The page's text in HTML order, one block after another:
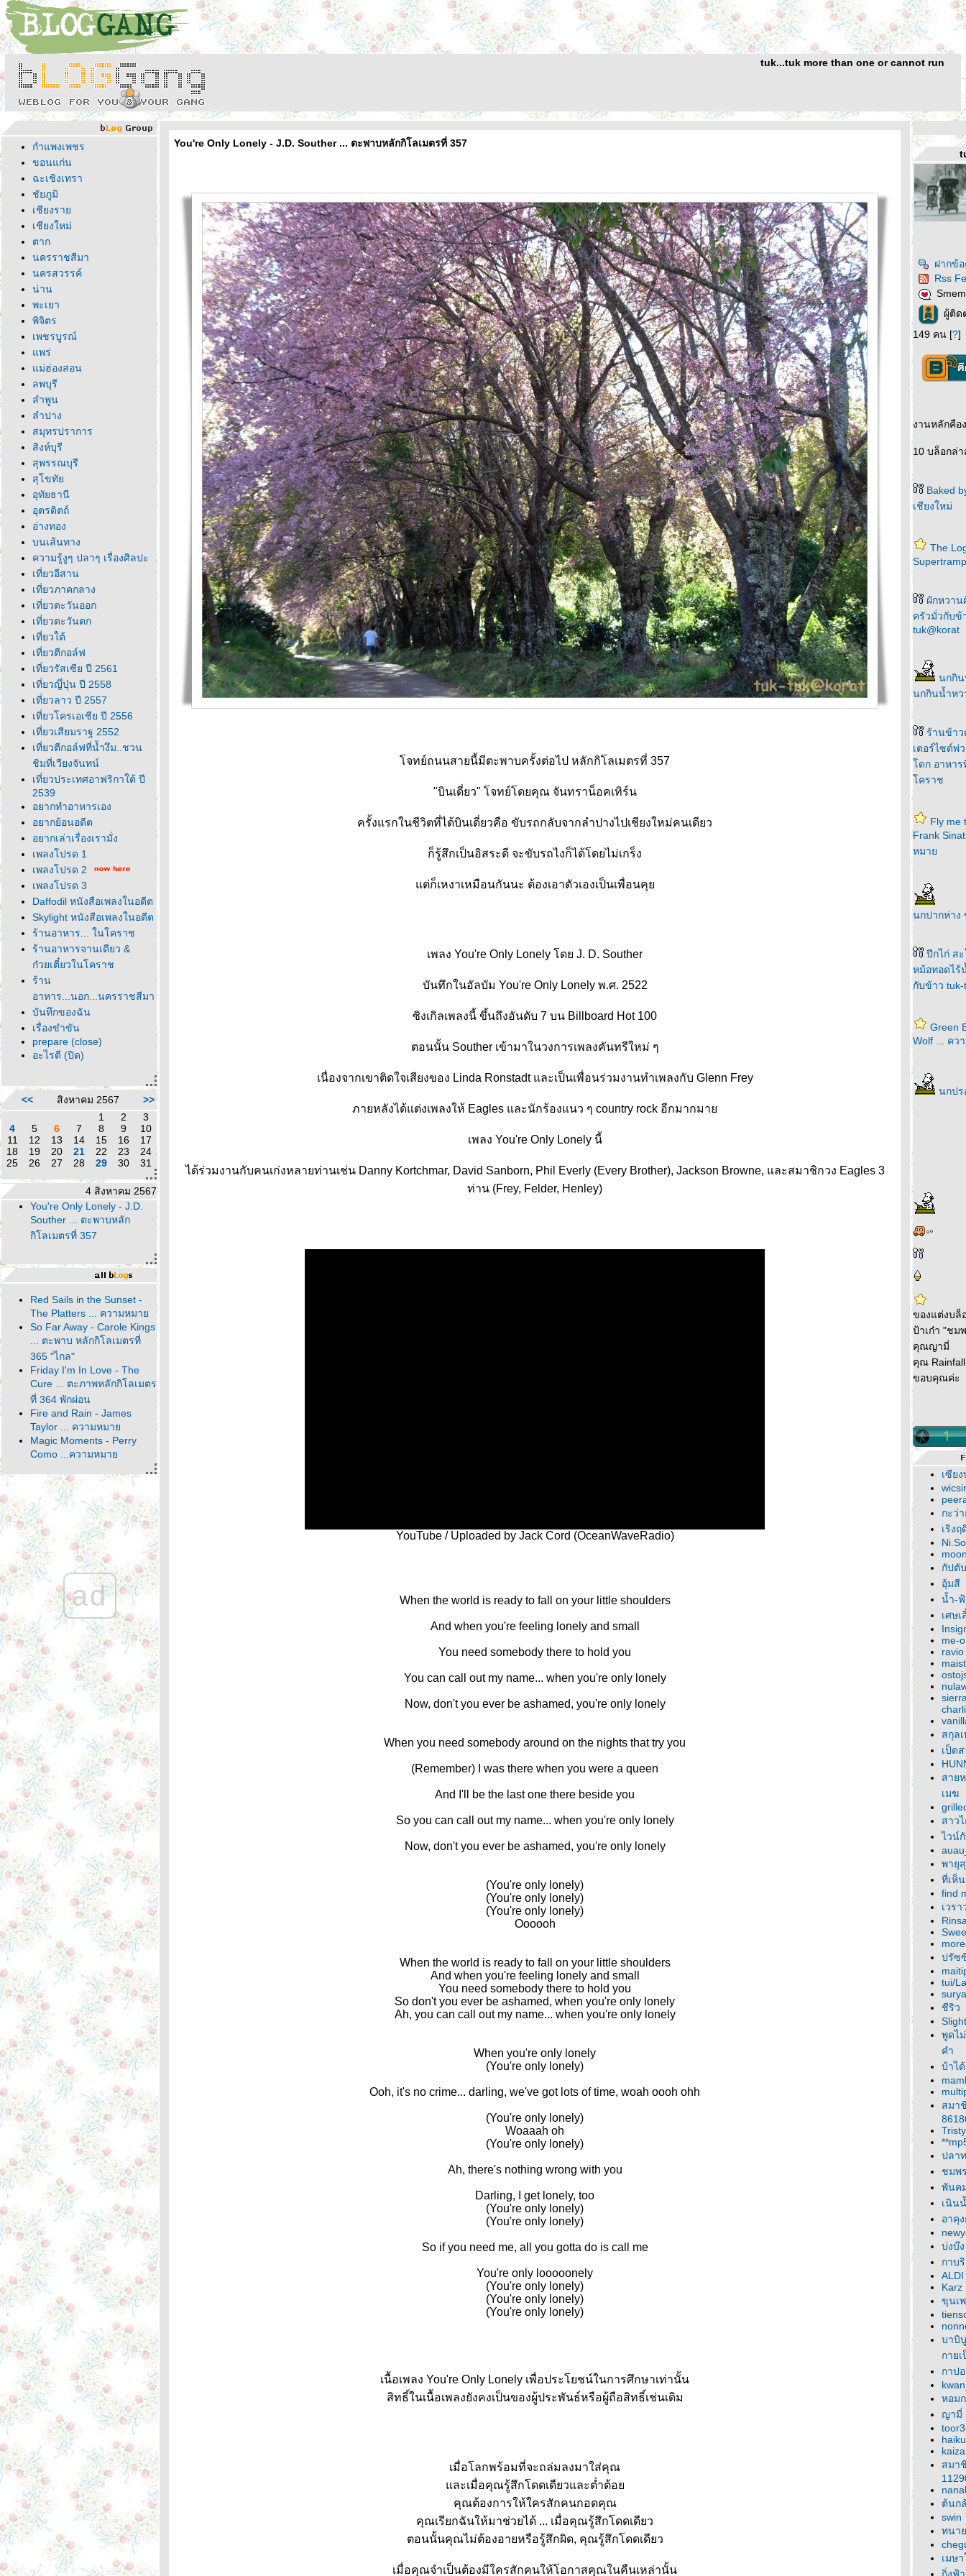
tuk...tuk more than one or cannot run
กำแพงเพชร
ขอนแก่น
ฉะเชิงเทรา
ชัยภูมิ
เชียงรา
เชียงใหม่
ตาก
นครราชสีมา
นครสวรรค์
น่าน
พะเยา
พิจิตร
เพชรบูรณ์
พร่
ม่ฮ่องสอน
ลพบุรี
ลำพูน
ลำปาง
สมุทรปราการ
สิงห์บุรี
สุพรรณบุรี
สุโขทั
อุทัยธานี
อุตรดิตถ์
อ่างทอง
บนเส้นทาง
ความรู้งูๆ ปลาๆ เรื่องศิลปะ
เที่ยวอีสาน
เที่ยวภาคกลาง
เที่ยวตะวันออก
เที่ยวตะวันตก
เที่ยวใต้
เที่ยวตีกอล์ฟ
เที่ยวรัสเซีย ปี 2561
เที่ยวญึ่ปุ่น ปี 2558
เที่ยวลาว ปี 2557
เที่ยวโครเอเชีย ปี 2556
เที่ยวเสียมราฐ 2552
เที่ยวตีกอล์ฟที่น้ำงึม..ชวน
ชิมที่เวียงจันทน์
เที่ยวประเทศอาฟริกาใต้ ปี
2539
อยากทำอาหารเอง
อยากย้อนอดีต
อยากเล่าเรื่องเรามั่ง
เพลงโปรด 1
เพลงโปรด 2
เพลงโปรด 3
Daffodil หนังสือเพลงในอดีต
Skylight หนังสือเพลงในอดีต
ร้านอาหาร... ในโคราช
ร้านอาหารจานเดียว &
ก๋วยเตี๋ยวในโคราช
ร้าน
อาหาร...นอก...นครราชสีมา
บันทึกของฉัน
เรื่องขำขัน
prepare (close)
อะไรดี (ปิด)
<< สิงหาคม 2567
>>
1
2
3
4
5 6 7 8 9
10
11
12 13 14 15 16
17
18
19 20 21 22 23
24
25
26 27 28 29 30 31
4 สิงหาคม 2567
You're Only Lonely - J.D.
Souther ... ตะพาบหลัก
กิโลเมตรที่ 357
Red Sails in the Sunset -
The Platters ... ความหมา
So Far Away - Carole Kings
... ตะพาบ หลักกิโลเมตรที่
365 "ไกล"
Friday I'm In Love - The
Cure ... ตะภาพหลักกิโลเมตร
ที่ 364 พักผ่อน
Fire and Rain - James
Taylor ... ความหมา
Magic Moments - Perry
Como ...ความหมา
Denver ... ตะพาบหลัก
กิโลเมตรที่ 363 คำตอบ
สุดท้า
It Comes and It Goes -
Dido ... ความหมา
Make the World Go Away -
Eddy Arnold ... ความหมา
Home - Michael Bublé ...
หลักกิโลเมตรที่ 362 ตัวละคร
ลึกลับ
I Don't Want To Talk About
It - Marit Larsen ... หลัก
กิโลเมตรที่ 361บล็อกแรกที่
เขียน
Help Me Make It Through
the Night - Kris
Kristofferson ... ความหมา
I'm On My Way - Cliff
Richard ... ความหมา
Rose Garden - Lynn
Anderson ... ความหมา
What Difference A Day
Makes - Rod Stewart ...
หลักกิโลเมตรที่ 360 สอง
มาตรฐาน
Reggae Ambassador -
Third World ... ความหมา
The Shadow of Your Smile
- Tony Bennett ... หลัก
กิโลเมตรที่ 359 "รอยยิ้มที่
ไม่มีวันลืม"
You Never Gave Up on Me
- Crystal Gayle ... หลัก
กิโลเมตรที่ 358 เขียนใหม่อีก
You're Only Lonely - J.D.
Souther ... ตะพาบหลัก
กิโลเมตรที่ 357
After All - Cher and Peter
Cetera ... ตะพาบหลัก
กิโลเมตรที่ 356
People Are Crazy - Billy
Currington ... ตะพาบ 355 "3
in 1"
The last farewell - Roger
Whittaker ... ความหมา
Hit the road Jack! - Ray
Charles ... ความหมา
Believe & If I Could Turn
Back Time - Cher ... หลัก
กิโลเมตรที่ 354
Tequila Sunrise - Eagles ...
ตะพาบ หลักกิโลเมตรที่ 353
Peace Train - Cat Stevens
... ตะพาบหลักกิโลเมตรที่
352
Just the Way You Are - Billy
Joel ... ความหมา
The Load Out / Stay -
Jackson Browne /
Rosemary Butler, Lindley ...
ความหมา
When You Love Someone -
Bryan Adams ... ตะภาพหลัก
กิโลเมตรที่ 351 ตัวประหลาด
The Fairest of the Seasons
- Nico ... ความหมา
This I Promise You -
NSYNC ... ตะพาบหลัก
กิโลเมตรที่ 350
What I Did For Love - Josh
Groban ... ความหมา
Oh, Pretty Woman - Roy
Orbison ... ความหมา
I Will Whisper Your Name -
Michael Johnson ... ตะพาบ
หลักกิโลเมตรที่ 349
Maggie May - Rod Stewart
... ความหมา
ad
You're Only Lonely - J.D. Souther ... ตะพาบหลักกิโลเมตรที่ 357
จทย์ถนนสายนี้มีตะพาบครั้งต่อไป หลักกิโลเมตรที่ 357
"บินเดี่ยว" โจทย์โดยคุณ จันทราน็อคเทิร์น
ครั้งแรกในชีวิตที่ได้บินเดี่ยวคือ ขับรถกลับจากลำปางไปเชียงใหม่คนเดียว
ก็รู้สึกเป็นอิสระดี จะขับรถไงก็ได้โดยไม่เกร็ง
ต่ก็เหงาเหมือนกันนะ ต้องเอาตัวเองเป็นเพื่อนคุ
เพลง You're Only Lonely โดย J. D. Souther
บันทึกในอัลบัม You're Only Lonely พ.ศ. 2522
ซิงเกิลเพลงนี้ ขึ้นถึงอันดับ 7 บน Billboard Hot 100
ตอนนั้น Souther เข้ามาในวงการเพลงคันทรีใหม่ ๆ
เนื่องจากเขาติดใจเสียงของ Linda Ronstadt และเป็นเพื่อนร่วมงานทำเพลงกับ Glenn Frey
ภายหลังได้แต่งเพลงให้ Eagles และนักร้องแนว ๆ country rock อีกมากมา
เพลง You're Only Lonely นี้
ได้ร่วมงานกับคนเก่งหลายท่านเช่น Danny Kortchmar, David Sanborn, Phil Everly (Every Brother), Jackson Browne, และสมาชิกวง Eagles 3
ท่าน (Frey, Felder, Henley)
YouTube / Uploaded by Jack Cord (OceanWaveRadio)
When the world is ready to fall on your little shoulders
And when you're feeling lonely and small
You need somebody there to hold you
You can call out my name... when you're only lonely
Now, don't you ever be ashamed, you're only lonely
When you need somebody around on the nights that try you
(Remember) I was there when you were a queen
And I'll be the last one there beside you
So you can call out my name... when you're only lonely
Now, don't you ever be ashamed, you're only lonely
(You're only lonely)
(You're only lonely)
(You're only lonely)
Oooooh
When the world is ready to fall on your little shoulders
And when you're feeling lonely and small
You need somebody there to hold you
So don't you ever be ashamed, when you're only lonely
Ah, you can call out my name... when you're only lonely
When you're only lonely
(You're only lonely)
Ooh, it's no crime... darling, we've got lots of time, woah oooh ohh
(You're only lonely)
Woaaah oh
(You're only lonely)
Ah, there's nothing wrong with you
Darling, I get lonely, too
(You're only lonely)
(You're only lonely)
So if you need me, all you gotta do is call me
You're only looooonely
(You're only lonely)
(You're only lonely)
(You're only lonely)
เนื้อเพลง You're Only Lonely เพื่อประโยชน์ในการศึกษาเท่านั้น
สิทธิ์ในเนื้อเพลงยังคงเป็นของผู้ประพันธ์หรือผู้ถือสิทธิ์เช่นเดิม
เมื่อโลกพร้อมที่จะถล่มลงมาใส่คุณ
ละเมื่อคุณรู้สึกโดดเดียวและต่ำต้อ
คุณต้องการให้ใครสักคนกอดคุณ
คุณเรียกฉันให้มาช่วยได้ ... เมื่อคุณรู้สึกโดดเดียว
ตอนนั้นคุณไม่ต้องอายหรือรู้สึกผิด, คุณรู้สึกโดดเดียว
เมื่อคุณจำเป็นต้องมีใครสักคนให้โอกาสคุณในคืนเหล่านั้น
ฝากข้
Rss
ผู้ติด
149 คน [?]
งานหลักคือ
10 บล็อกล่
Baked
เชียงใหม่
The
ผักหวา
ครัวมั่วกับข้
tuk@korat
นกกิน
นกกินน้ำหว
ร้านข้าว
เตอร์ไซด์พ่
ดก อาหาร
คราช
Fly me
Frank
หมา
นกปากห่าง
ปีกไก่ ส
หม้อทอดไร้
กับข้าว tuk-
Green
Wolf ... ค
นกป
ของแต่งบล็
ป้าเก๋า "ชม
คุณญามี่
คุณ Rainfall
ขอบคุณค่ะ
เซีย
wicsir
กะว่
เริง
กัปตั
อุ้มสี
น้ำ-ฟ้
เศษเ
me-o
ravio
สกุล
เป็ด
สาย
เมฆ
สาว
ไวน์
พายุ
ที่เห็
find
เวร
ปรัซ
tui/
ชีริว
พูดไ
คำ
บ้าไ
สมา
Tristy
ปลา
ชมพ
พันค
เนิน
อาคุ
บ่งบ๊ง
กาบ
ALDI
Karz
ขุนเ
บาบิ
กาย
กาป
หอม
ญามี่
haiku
สมา
ต้นก
swin
ทนา
เมษ